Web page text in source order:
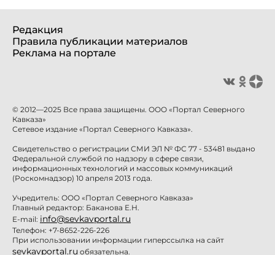
Редакция
Правила публикации материалов
Реклама на портале
© 2012—2025 Все права защищены. ООО «Портал Северного
Кавказа»
Сетевое издание «Портал Северного Кавказа».
Свидетельство о регистрации СМИ ЭЛ № ФС 77 - 53481 выдано
Федеральной службой по надзору в сфере связи,
информационных технологий и массовых коммуникаций
(Роскомнадзор) 10 апреля 2013 года.
Учредитель: ООО «Портал Северного Кавказа»
Главный редактор: Баканова Е.Н.
E-mail: info@sevkavportal.ru
Телефон: +7-8652-226-226
При использовании информации гиперссылка на сайт
sevkavportal.ru обязательна.